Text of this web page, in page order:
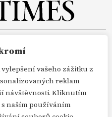
vašeho zážitku z
reklam
návštěvnosti. Kliknutím
s naším používáním
ČR © 2000-2026